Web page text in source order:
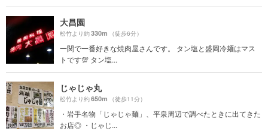
大昌園
松竹より約330m （徒歩6分）
一関で一番好きな焼肉屋さんです。 タン塩と盛岡冷麺はマス
トです💯 タン塩...
じゃじゃ丸
松竹より約650m （徒歩11分）
・岩手名物「じゃじゃ麺」、平泉周辺で調べたときに出てきた
お店◎ ・じゃじ...